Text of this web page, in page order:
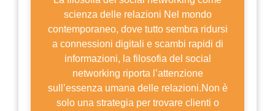
scienza delle relazioni Nel mondo
contemporaneo, dove tutto sembra ridursi
a connessioni digitali e scambi rapidi di
informazioni, la filosofia del social
networking riporta l’attenzione
sull’essenza umana delle relazioni.Non è
solo una strategia per trovare clienti o